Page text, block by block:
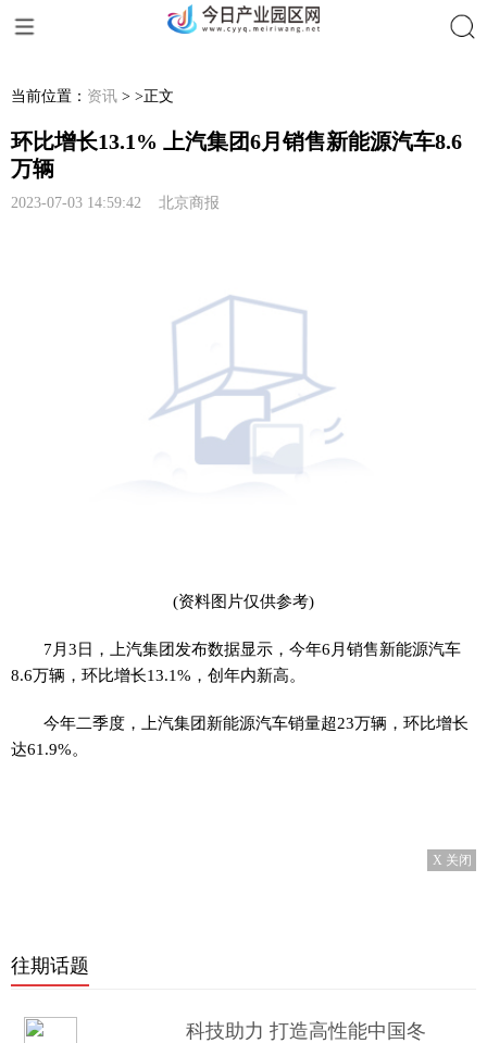
当前位置： 资讯 > >正文
环比增长13.1% 上汽集团6月销售新能源汽车8.6
万辆
2023-07-03 14:59:42 北京商报
(资料图片仅供参考)
7月3日，上汽集团发布数据显示，今年6月销售新能源汽车
8.6万辆，环比增长13.1%，创年内新高。
今年二季度，上汽集团新能源汽车销量超23万辆，环比增长
达61.9%。
X 关闭
往期话题
科技助力 打造高性能中国冬